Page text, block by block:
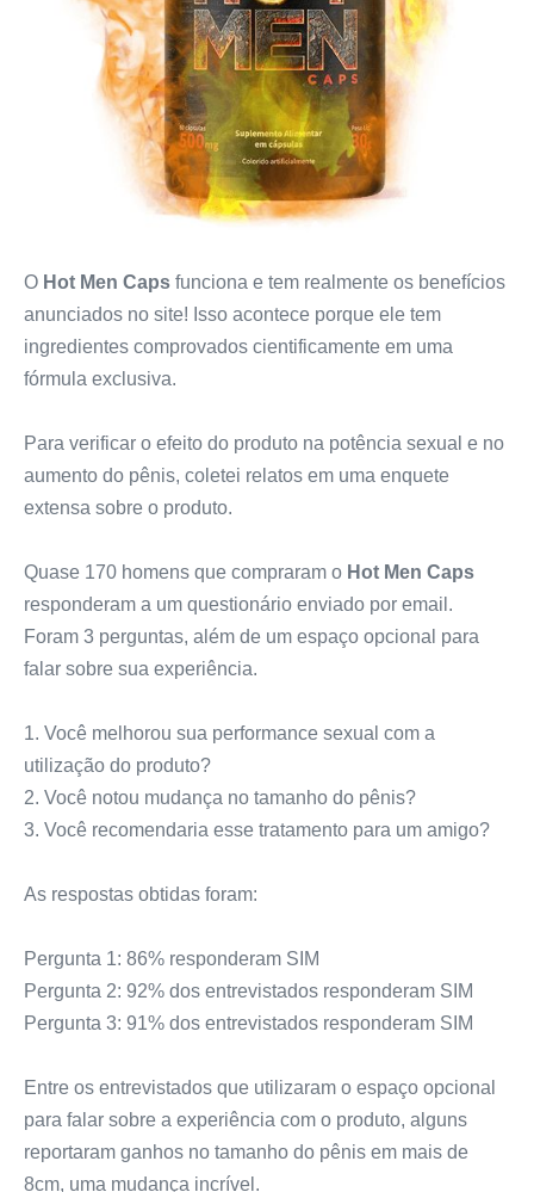
O Hot Men Caps funciona e tem realmente os benefícios
anunciados no site! Isso acontece porque ele tem
ingredientes comprovados cientificamente em uma
fórmula exclusiva.
Para verificar o efeito do produto na potência sexual e no
aumento do pênis, coletei relatos em uma enquete
extensa sobre o produto.
Quase 170 homens que compraram o Hot Men Caps
responderam a um questionário enviado por email.
Foram 3 perguntas, além de um espaço opcional para
falar sobre sua experiência.
1. Você melhorou sua performance sexual com a
utilização do produto?
2. Você notou mudança no tamanho do pênis?
3. Você recomendaria esse tratamento para um amigo?
As respostas obtidas foram:
Pergunta 1: 86% responderam SIM
Pergunta 2: 92% dos entrevistados responderam SIM
Pergunta 3: 91% dos entrevistados responderam SIM
Entre os entrevistados que utilizaram o espaço opcional
para falar sobre a experiência com o produto, alguns
reportaram ganhos no tamanho do pênis em mais de
8cm, uma mudança incrível.